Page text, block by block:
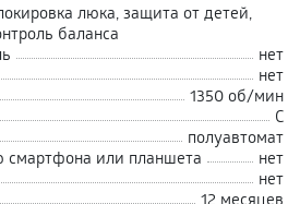
люка, защита от детей,
баланса
нет
нет
1350 об/мин
С
полуавтомат
или планшета
нет
нет
12 месяцев